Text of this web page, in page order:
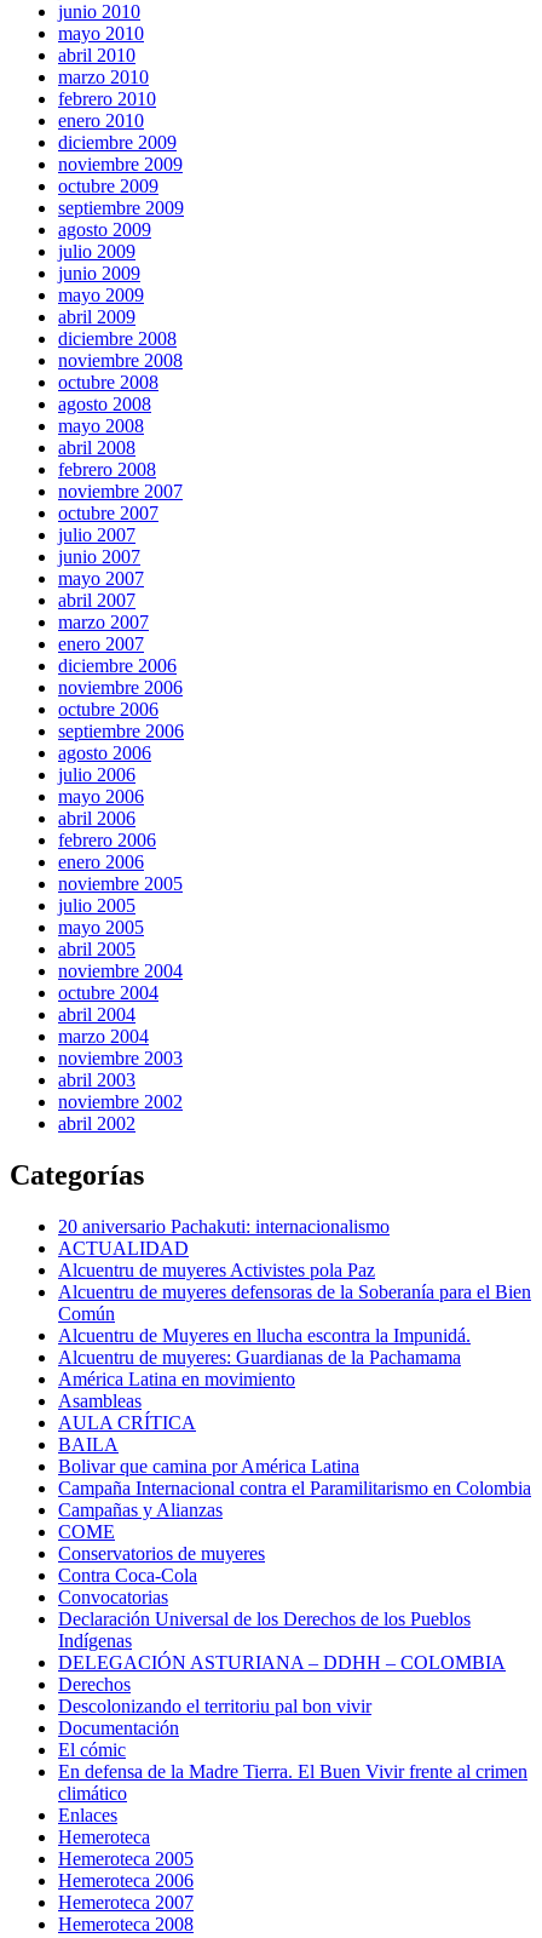
junio 2010
mayo 2010
abril 2010
marzo 2010
febrero 2010
enero 2010
diciembre 2009
noviembre 2009
octubre 2009
septiembre 2009
agosto 2009
julio 2009
junio 2009
mayo 2009
abril 2009
diciembre 2008
noviembre 2008
octubre 2008
agosto 2008
mayo 2008
abril 2008
febrero 2008
noviembre 2007
octubre 2007
julio 2007
junio 2007
mayo 2007
abril 2007
marzo 2007
enero 2007
diciembre 2006
noviembre 2006
octubre 2006
septiembre 2006
agosto 2006
julio 2006
mayo 2006
abril 2006
febrero 2006
enero 2006
noviembre 2005
julio 2005
mayo 2005
abril 2005
noviembre 2004
octubre 2004
abril 2004
marzo 2004
noviembre 2003
abril 2003
noviembre 2002
abril 2002
Categorías
20 aniversario Pachakuti: internacionalismo
ACTUALIDAD
Alcuentru de muyeres Activistes pola Paz
Alcuentru de muyeres defensoras de la Soberanía para el Bien
Común
Alcuentru de Muyeres en llucha escontra la Impunidá.
Alcuentru de muyeres: Guardianas de la Pachamama
América Latina en movimiento
Asambleas
AULA CRÍTICA
BAILA
Bolivar que camina por América Latina
Campaña Internacional contra el Paramilitarismo en Colombia
Campañas y Alianzas
COME
Conservatorios de muyeres
Contra Coca-Cola
Convocatorias
Declaración Universal de los Derechos de los Pueblos
Indígenas
DELEGACIÓN ASTURIANA – DDHH – COLOMBIA
Derechos
Descolonizando el territoriu pal bon vivir
Documentación
El cómic
En defensa de la Madre Tierra. El Buen Vivir frente al crimen
climático
Enlaces
Hemeroteca
Hemeroteca 2005
Hemeroteca 2006
Hemeroteca 2007
Hemeroteca 2008